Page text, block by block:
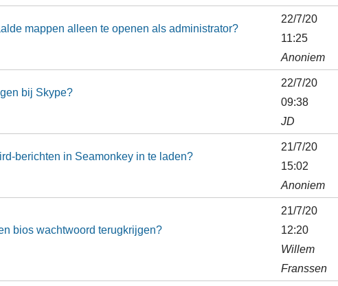
mappen alleen te openen als administrator?
22/7/20
11:25
Anoniem
bij Skype?
22/7/20
09:38
JD
berichten in Seamonkey in te laden?
21/7/20
15:02
Anoniem
bios wachtwoord terugkrijgen?
21/7/20
12:20
Willem
Franssen